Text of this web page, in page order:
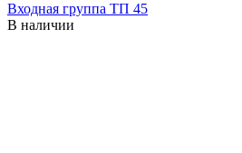
Входная группа ТП 45
В наличии